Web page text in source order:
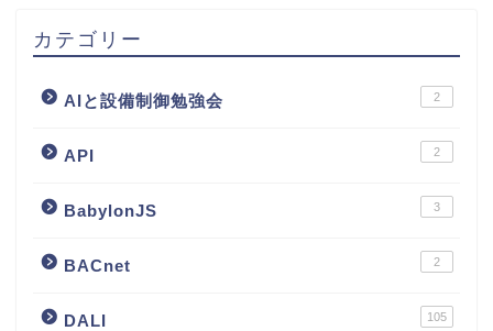
カテゴリー
AIと設備制御勉強会 2
API 2
BabylonJS 3
BACnet 2
DALI 105